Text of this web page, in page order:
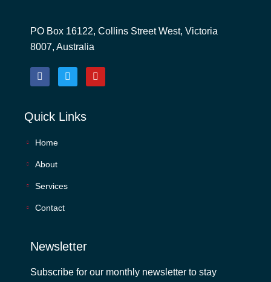
PO Box 16122, Collins Street West, Victoria
8007, Australia
Quick Links
Home
About
Services
Contact
Newsletter
Subscribe for our monthly newsletter to stay